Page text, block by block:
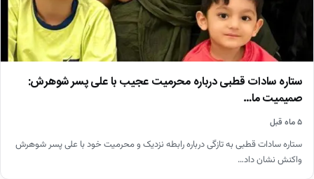
ستاره سادات قطبی درباره محرمیت عجیب با علی پسر شوهرش:
صمیمیت ما…
۵ ماه قبل
ستاره سادات قطبی به تازگی درباره رابطه نزدیک و محرمیت خود با علی پسر شوهرش
واکنش نشان داد…